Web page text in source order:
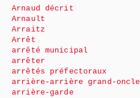
Arnaud décrit
Arnault
Arraitz
Arrêt
arrêté municipal
arrêter
arrêtés préfectoraux
arrière-arrière grand-oncle
arrière-garde